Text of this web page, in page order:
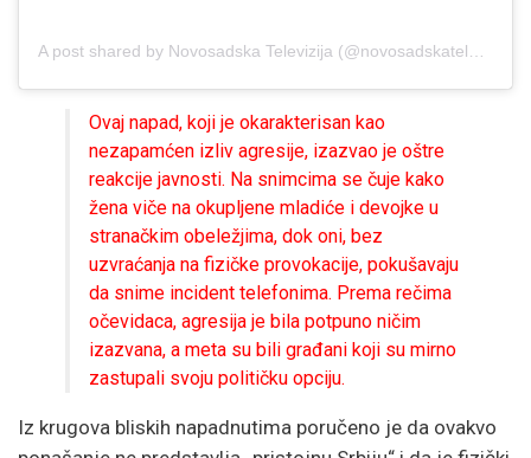
A post shared by Novosadska Televizija (@novosadskatelevizija)
Ovaj napad, koji je okarakterisan kao
nezapamćen izliv agresije, izazvao je oštre
reakcije javnosti. Na snimcima se čuje kako
žena viče na okupljene mladiće i devojke u
stranačkim obeležjima, dok oni, bez
uzvraćanja na fizičke provokacije, pokušavaju
da snime incident telefonima. Prema rečima
očevidaca, agresija je bila potpuno ničim
izazvana, a meta su bili građani koji su mirno
zastupali svoju političku opciju.
Iz krugova bliskih napadnutima poručeno je da ovakvo